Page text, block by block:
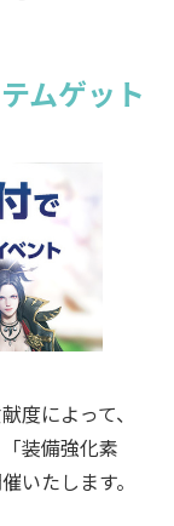
ムゲット
度によって、
装備強化素
いたします。